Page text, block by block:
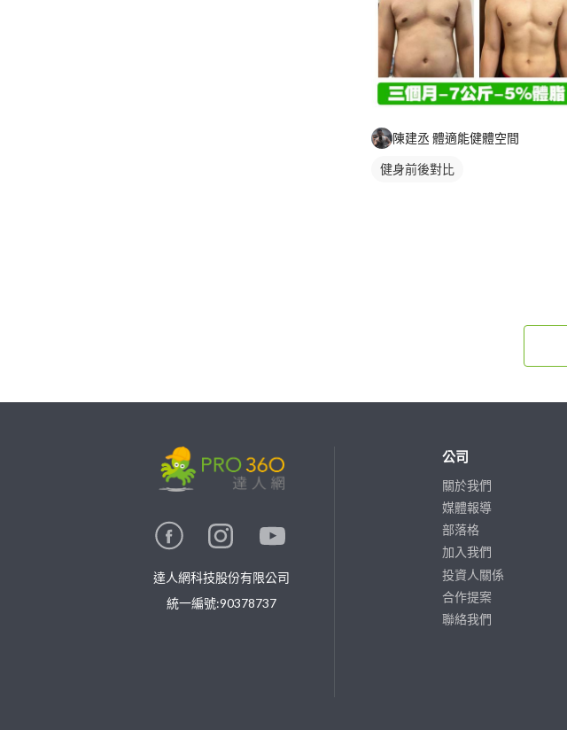
陳建丞 體適能健體空間
健身前後對比
達人網科技股份有限公司
統一編號:90378737
公司
關於我們
媒體報導
部落格
加入我們
投資人關係
合作提案
聯絡我們